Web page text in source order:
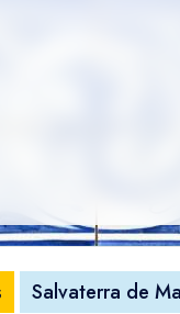
Salvaterra de